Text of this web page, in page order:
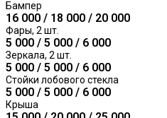
Бампер
16 000 / 18 000 / 20 000
Фары, 2 шт.
5 000 / 5 000 / 6 000
Зеркала, 2 шт.
5 000 / 5 000 / 6 000
Стойки лобового стекла
5 000 / 5 000 / 6 000
Крыша